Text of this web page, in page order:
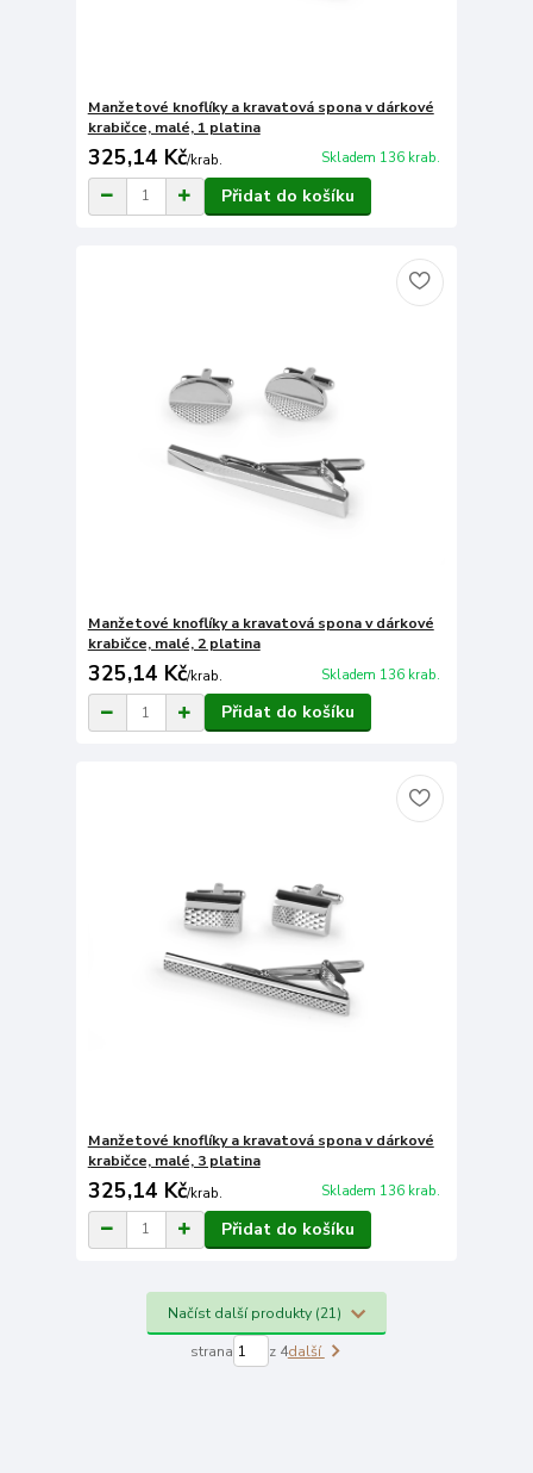
Manžetové knoflíky a kravatová spona v dárkové
krabičce, malé, 1 platina
325,14 Kč/krab. Skladem 136 krab.
Přidat do košíku
Manžetové knoflíky a kravatová spona v dárkové
krabičce, malé, 2 platina
325,14 Kč/krab. Skladem 136 krab.
Přidat do košíku
Manžetové knoflíky a kravatová spona v dárkové
krabičce, malé, 3 platina
325,14 Kč/krab. Skladem 136 krab.
Přidat do košíku
Načíst další produkty (21)
strana z 4další